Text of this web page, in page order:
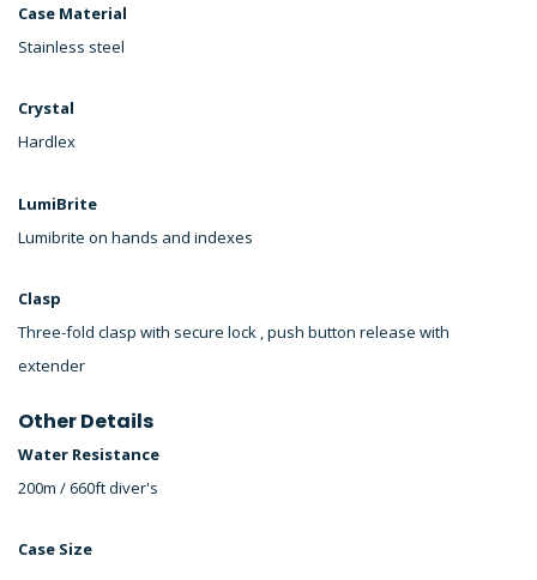
Case Material
Stainless steel
Crystal
Hardlex
LumiBrite
Lumibrite on hands and indexes
Clasp
Three-fold clasp with secure lock , push button release with
extender
Other Details
Water Resistance
200m / 660ft diver's
Case Size